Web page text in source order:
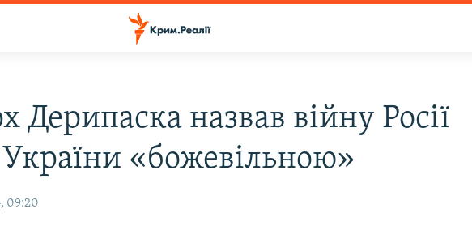
Дерипаска назвав війну Росії
«божевільною»
09:20